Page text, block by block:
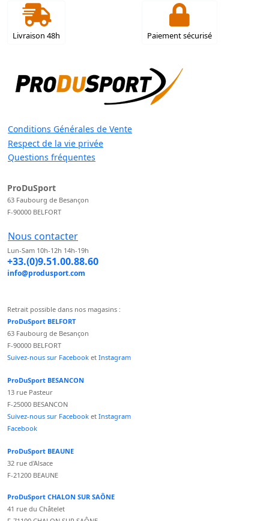
Livraison 48h Paiement sécurisé
Conditions Générales de Vente
Respect de la vie privée
Questions fréquentes
ProDuSport
63 Faubourg de Besançon
F-90000 BELFORT
Nous contacter
Lun-Sam 10h-12h 14h-19h
+33.(0)9.51.00.88.60
info@produsport.com
Retrait possible dans nos magasins :
ProDuSport BELFORT
63 Faubourg de Besançon
F-90000 BELFORT
Suivez-nous sur Facebook et Instagram
ProDuSport BESANCON
13 rue Pasteur
F-25000 BESANCON
Suivez-nous sur Facebook et Instagram
Facebook
ProDuSport BEAUNE
32 rue d'Alsace
F-21200 BEAUNE
ProDuSport CHALON SUR SAÔNE
41 rue du Châtelet